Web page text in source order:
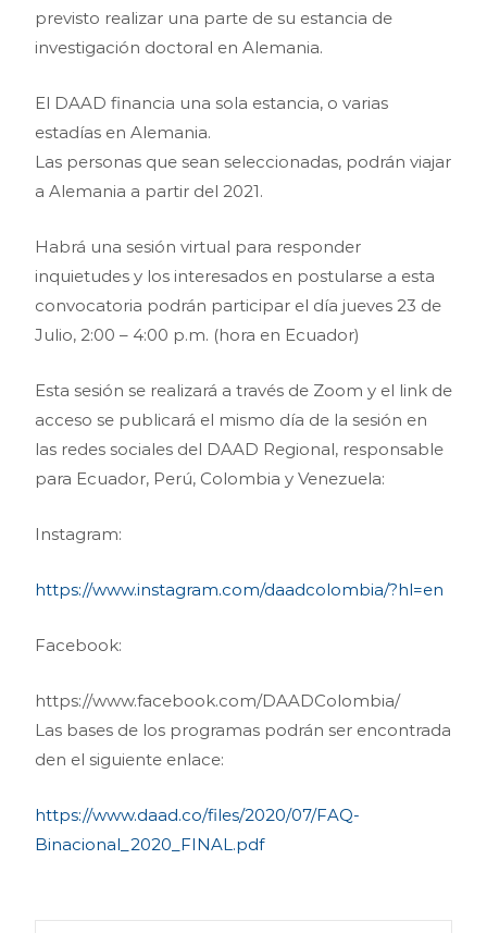
previsto realizar una parte de su estancia de
investigación doctoral en Alemania.
El DAAD financia una sola estancia, o varias
estadías en Alemania.
Las personas que sean seleccionadas, podrán viajar
a Alemania a partir del 2021.
Habrá una sesión virtual para responder
inquietudes y los interesados en postularse a esta
convocatoria podrán participar el día jueves 23 de
Julio, 2:00 – 4:00 p.m. (hora en Ecuador)
Esta sesión se realizará a través de Zoom y el link de
acceso se publicará el mismo día de la sesión en
las redes sociales del DAAD Regional, responsable
para Ecuador, Perú, Colombia y Venezuela:
Instagram:
https://www.instagram.com/daadcolombia/?hl=en
Facebook:
https://www.facebook.com/DAADColombia/
Las bases de los programas podrán ser encontrada
den el siguiente enlace:
https://www.daad.co/files/2020/07/FAQ-
Binacional_2020_FINAL.pdf